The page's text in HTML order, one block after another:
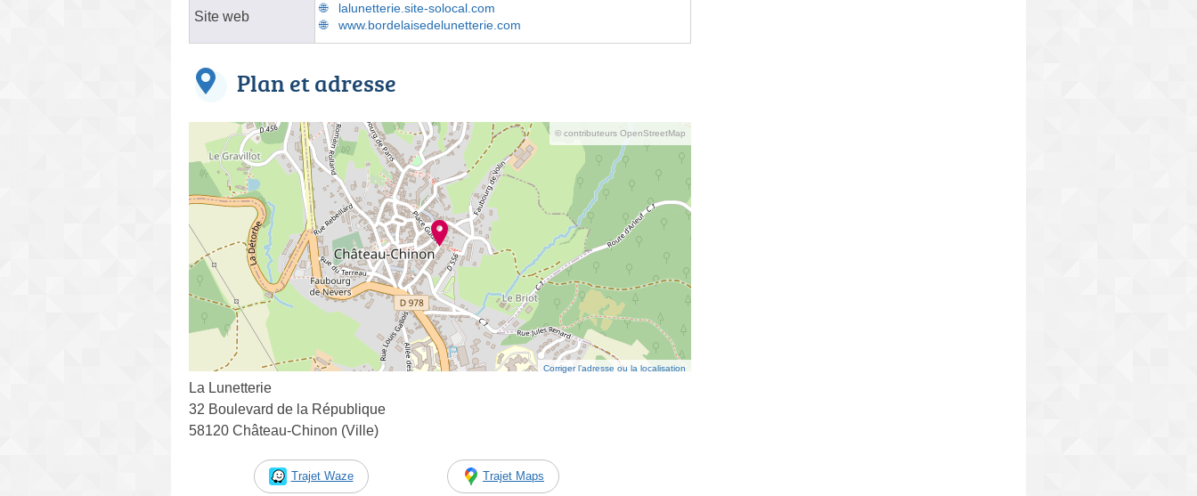
Site web
lalunetterie.site-solocal.com
www.bordelaisedelunetterie.com
Plan et adresse
© contributeurs OpenStreetMap
Corriger l’adresse ou la localisation
La Lunetterie
32 Boulevard de la République
58120 Château-Chinon (Ville)
Trajet Waze Trajet Maps